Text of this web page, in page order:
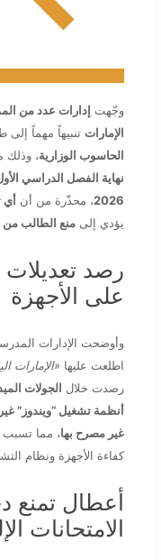
وجّهت إدارات عدد من
الإمارات تنبيهاً مهماً إلى
الحاسوب الوزارية، وذلك
2026، محذّرة من أن أي
يؤدي إلى منع الطالب من
رصد
على الأجهزة
وأوضحت الإدارات
اطلعت عليها «الإمارات
رصدت خلال الجولات
أنظمة تشغيل “ويندوز”
غير مصرح بها، مما
كفاءة الأجهزة ونظام
أعطال تمنع
الامتحانات